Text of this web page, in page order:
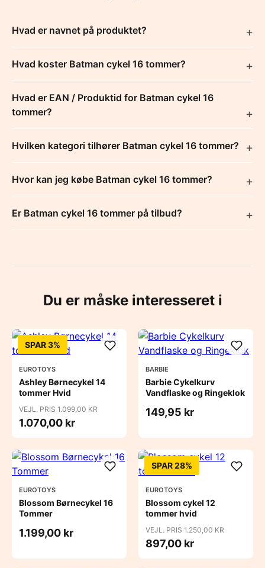
Hvad er navnet på produktet?
Hvad koster Batman cykel 16 tommer?
Hvad er EAN / Produktid for Batman cykel 16
tommer?
Hvilken kategori tilhører Batman cykel 16 tommer?
Hvor kan jeg købe Batman cykel 16 tommer?
Er Batman cykel 16 tommer på tilbud?
Du er måske interesseret i
SPAR 3%
EUROTOYS
Ashley Børnecykel 14
tommer Hvid
VEJL. PRIS 1.099,00 KR
1.070,00 kr
BARBIE
Barbie Cykelkurv
Vandflaske og Ringeklok
149,95 kr
EUROTOYS
Blossom Børnecykel 16
Tommer
1.199,00 kr
SPAR 28%
EUROTOYS
Blossom cykel 12
tommer hvid
VEJL. PRIS 1.250,00 KR
897,00 kr